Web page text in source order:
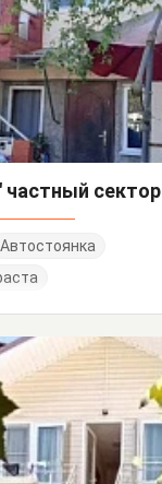
частный сектор
Автостоянка